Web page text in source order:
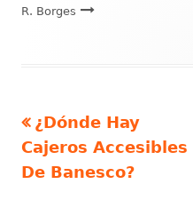
R. Borges
Navegación
de
Artículo
anterior
¿Dónde Hay
Cajeros Accesibles
De Banesco?